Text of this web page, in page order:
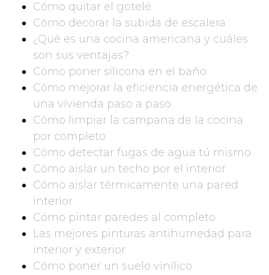
Cómo quitar el gotelé
Cómo decorar la subida de escalera
¿Qué es una cocina americana y cuáles
son sus ventajas?
Cómo poner silicona en el baño
Cómo mejorar la eficiencia energética de
una vivienda paso a paso
Cómo limpiar la campana de la cocina
por completo
Cómo detectar fugas de agua tú mismo
Cómo aislar un techo por el interior
Cómo aislar térmicamente una pared
interior
Cómo pintar paredes al completo
Las mejores pinturas antihumedad para
interior y exterior
Cómo poner un suelo vinílico